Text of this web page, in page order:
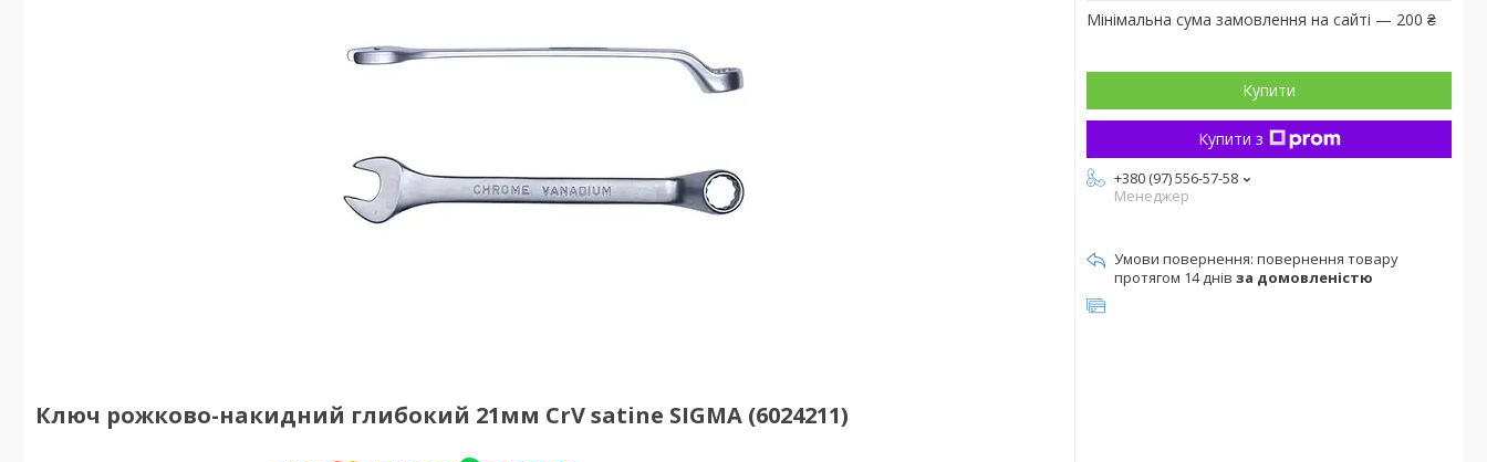
Ключ рожково-накидний глибокий 21мм CrV satine SIGMA (6024211)
Мінімальна сума замовлення на сайті — 200 ₴
Купити
Купити з
+380 (97) 556-57-58
Менеджер
повернення товару
протягом 14 днів за домовленістю